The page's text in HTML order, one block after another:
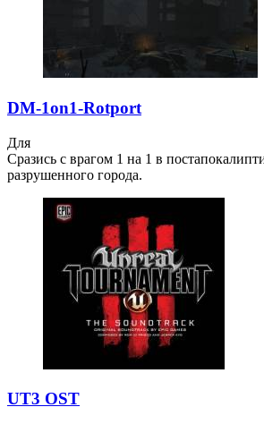
DM-1on1-Rotport
Для
Сразись с врагом 1 на 1 в
разрушенного города.
UT3 OST